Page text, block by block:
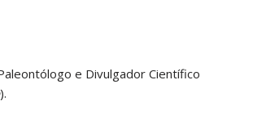
e Divulgador Científico
).